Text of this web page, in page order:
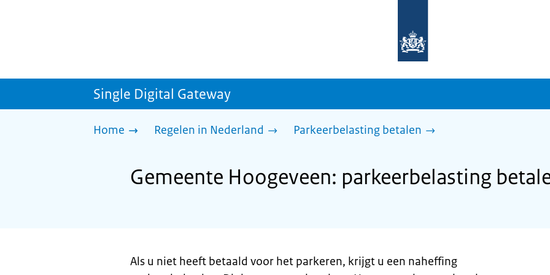
homepage
sdg.rijksoverheid.nl
Single Digital Gateway
Home Regelen in Nederland Parkeerbelasting betalen
Gemeente Hoogeveen: parkeerbelasting
Als u niet heeft betaald voor het parkeren, krijgt u een naheffing